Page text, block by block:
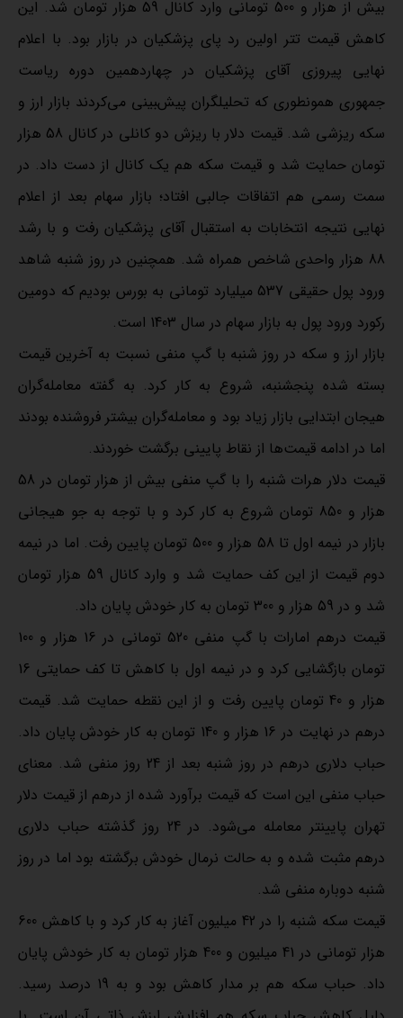
بیش از هزار و 500 تومانی وارد کانال 59 هزار تومان شد. این
کاهش قیمت تتر اولین رد پای پزشکیان در بازار بود. با اعلام
نهایی پیروزی آقای پزشکیان در چهاردهمین دوره ریاست
جمهوری همونطوری که تحلیلگران پیش‌‍بینی می‌کردند بازار ارز و
سکه ریزشی شد. قیمت دلار با ریزش دو کانلی در کانال 58 هزار
تومان حمایت شد و قیمت سکه هم یک کانال از دست داد. در
سمت رسمی هم اتفاقات جالبی افتاد؛‌ بازار سهام بعد از اعلام
نهایی نتیجه انتخابات به استقبال آقای پزشکیان رفت و با رشد
88 هزار واحدی شاخص همراه شد. همچنین در روز شنبه شاهد
ورود پول حقیقی 537 میلیارد تومانی به بورس بودیم که دومین
رکورد ورود پول به بازار سهام در سال 1403 است.
بازار ارز و سکه در روز شنبه با گپ منفی نسبت به آخرین قیمت
بسته شده پنجشنبه، شروع به کار کرد. به گفته معامله‌گران
هیجان ابتدایی بازار زیاد بود و معامله‌گران بیشتر فروشنده بودند
اما در ادامه قیمت‌ها از نقاط پایینی برگشت خوردند.
قیمت دلار هرات شنبه‌ را با گپ منفی بیش از هزار تومان در 58
هزار و 850 تومان شروع به کار کرد و با توجه به جو هیجانی
بازار در نیمه اول تا 58 هزار و 500 تومان پایین رفت. اما در نیمه
دوم قیمت از این کف حمایت شد و وارد کانال 59 هزار تومان
شد و در 59 هزار و 300 تومان به کار خودش پایان داد.
قیمت درهم امارات با گپ منفی 520 تومانی در 16 هزار و 100
تومان بازگشایی کرد و در نیمه اول با کاهش تا کف حمایتی 16
هزار و 40 تومان پایین رفت و از این نقطه حمایت شد. قیمت
درهم در نهایت در 16 هزار و 140 تومان به کار خودش پایان داد.
حباب دلاری درهم در روز شنبه بعد از 24 روز منفی شد. معنای
حباب منفی این است که قیمت برآورد شده از درهم از قیمت دلار
تهران پایینتر معامله می‌شود. در 24 روز گذشته حباب دلاری
درهم مثبت شده و به حالت نرمال خودش برگشته بود اما در روز
شنبه دوباره منفی شد.
قیمت سکه شنبه‌ را در 42 میلیون آغاز به کار کرد و با کاهش 600
هزار تومانی در 41 میلیون و 400 هزار تومان به کار خودش پایان
داد. حباب سکه هم بر مدار کاهش بود و به 19 درصد رسید.